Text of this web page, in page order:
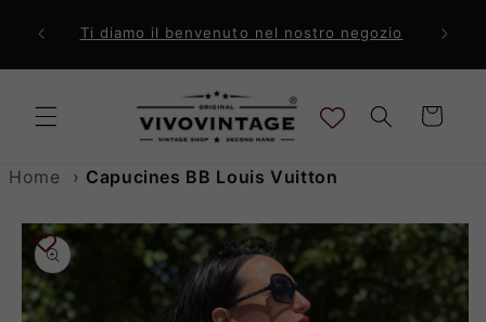
direttamente
ai contenuti
a 99€ Ti diamo il benvenuto nel nostro negozio
Carrello
Home › Capucines BB Louis Vuitton
Passa alle
informazioni
sul prodotto